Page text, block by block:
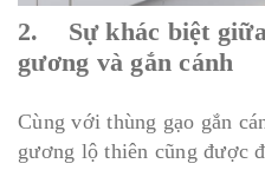
2. Sự khác biệt
gương và gắn cánh
Cùng với thùng gạo gắn
gương lộ thiên cũng được